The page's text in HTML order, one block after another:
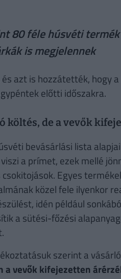
80 féle húsvéti
is megjelennek
azt is hozzátették, hogy
előtti időszakra.
költés, de a vevők
bevásárlási lista
a prímet, ezek mellé
Egyes
közel fele ilyenkor
idén például
a sütési-főzési
szerint a
a vevők kifejezetten